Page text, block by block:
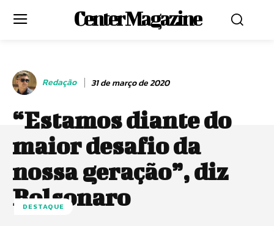
Center Magazine
Redação 31 de março de 2020
“Estamos diante do
maior desafio da
nossa geração”, diz
Bolsonaro
DESTAQUE